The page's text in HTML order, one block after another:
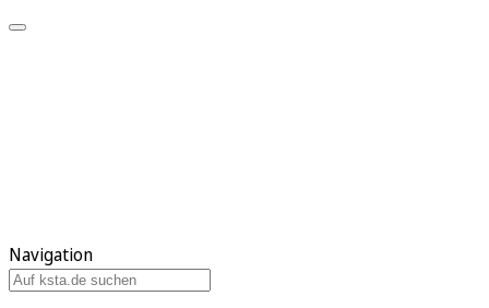
Navigation